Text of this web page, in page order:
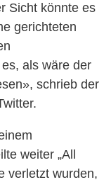
Sicht könnte es
gerichteten
als wäre der
schrieb der
weiter „All
verletzt wurden,